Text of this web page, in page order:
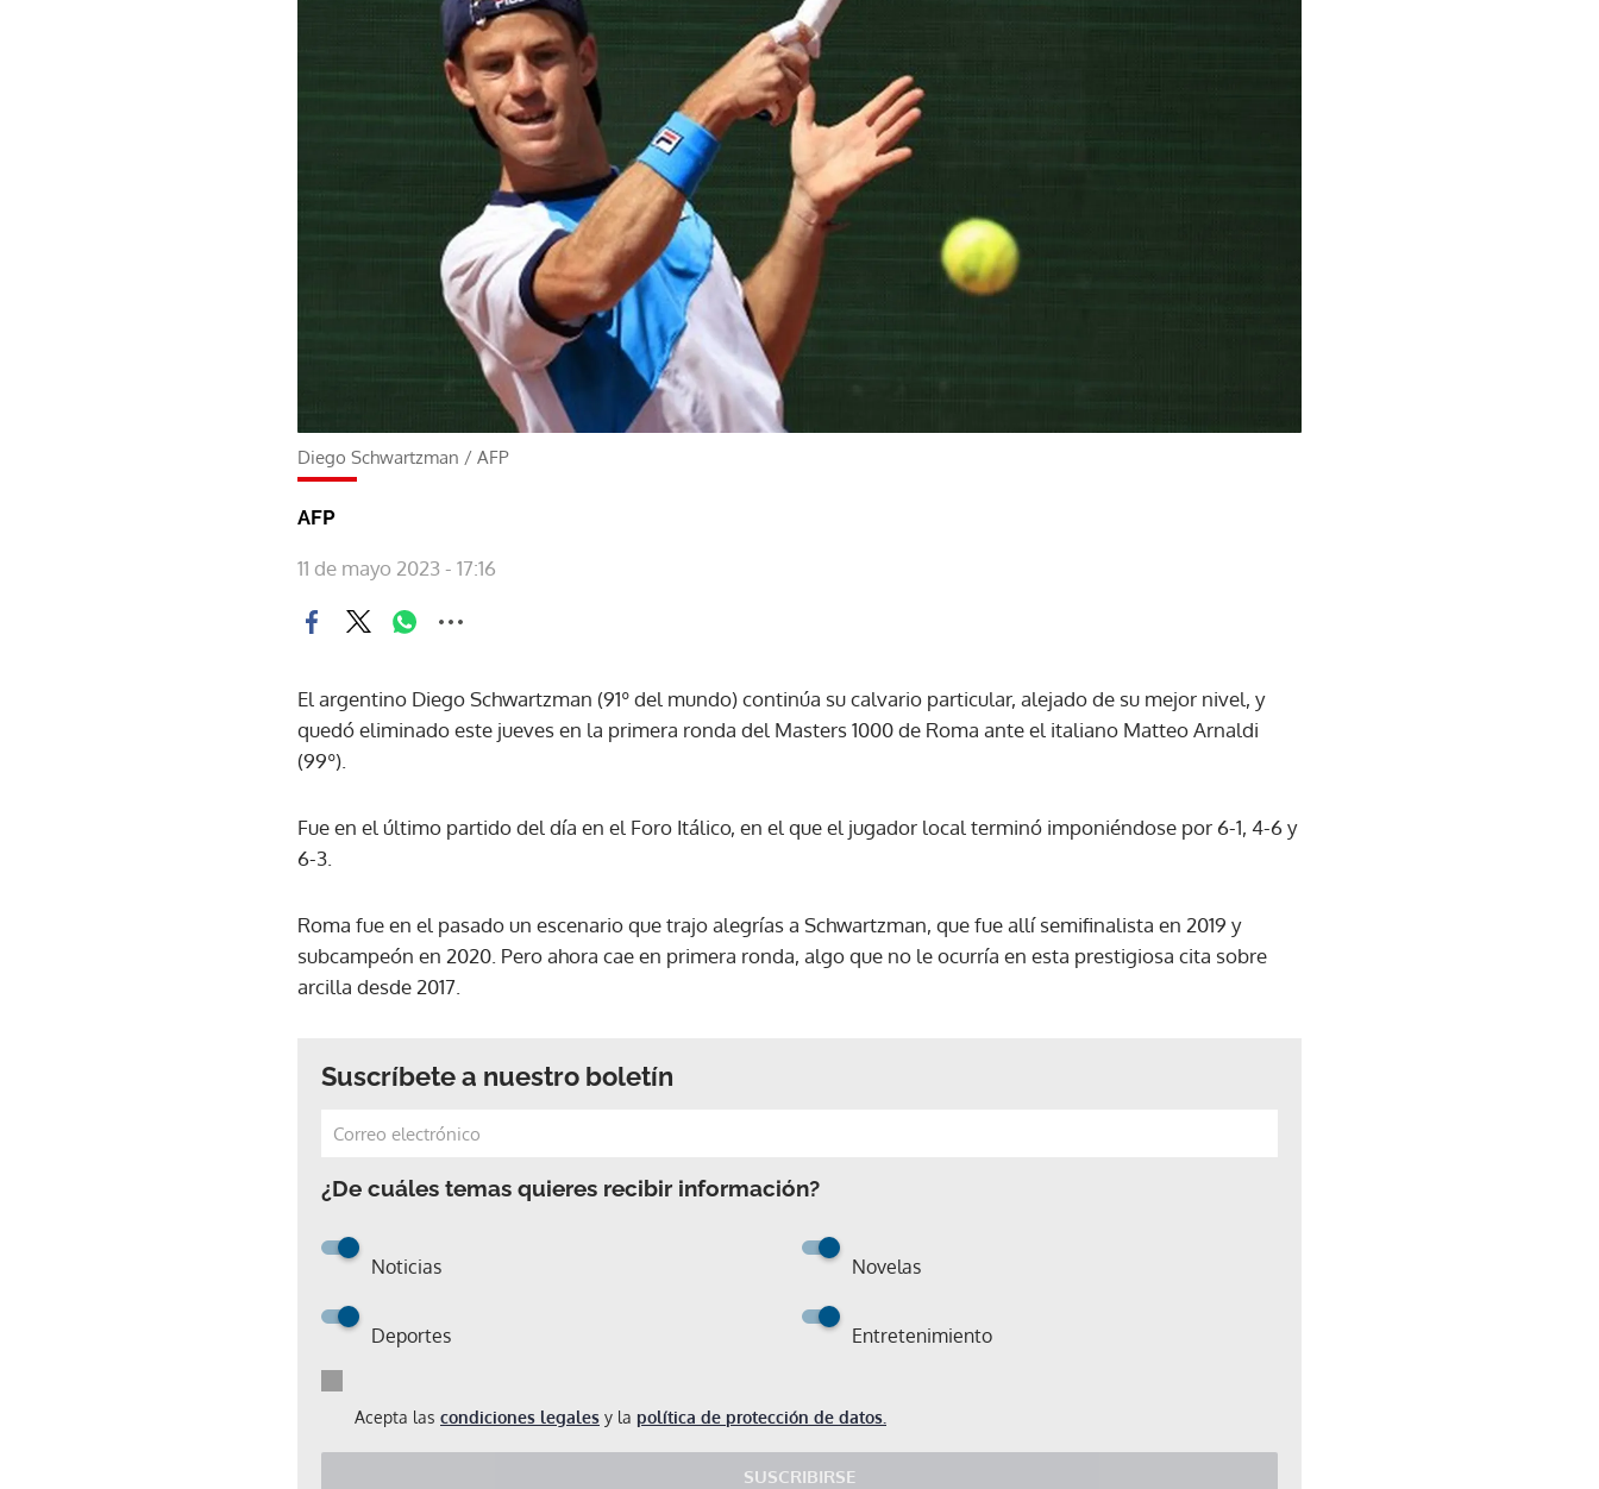
Diego Schwartzman / AFP
AFP
11 de mayo 2023 - 17:16
El argentino Diego Schwartzman (91º del mundo) continúa su calvario particular, alejado de su mejor nivel, y
quedó eliminado este jueves en la primera ronda del Masters 1000 de Roma ante el italiano Matteo Arnaldi
(99º).
Fue en el último partido del día en el Foro Itálico, en el que el jugador local terminó imponiéndose por 6-1, 4-6 y
6-3.
Roma fue en el pasado un escenario que trajo alegrías a Schwartzman, que fue allí semifinalista en 2019 y
subcampeón en 2020. Pero ahora cae en primera ronda, algo que no le ocurría en esta prestigiosa cita sobre
arcilla desde 2017.
Suscríbete a nuestro boletín
¿De cuáles temas quieres recibir información?
Noticias Novelas
Deportes Entretenimiento
Acepta las condiciones legales y la política de protección de datos.
SUSCRIBIRSE